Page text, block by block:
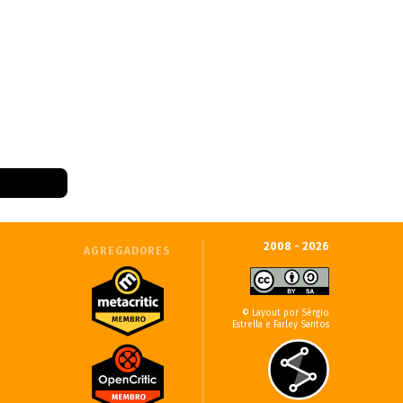
2008 - 2026
© Layout por Sérgio
Estrella e Farley Santos
AGREGADORES